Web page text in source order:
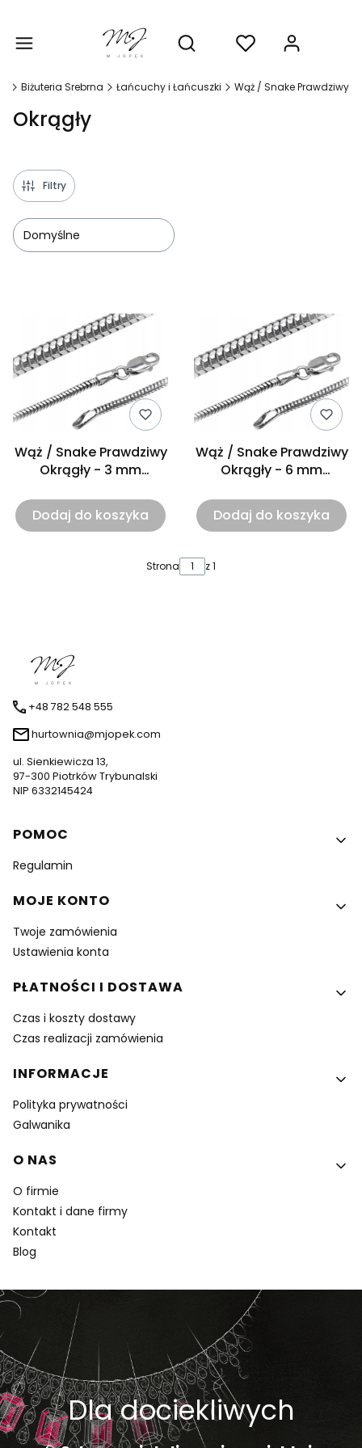
Otwórz wyszukiwarkę
Biżuteria Srebrna Łańcuchy i Łańcuszki Wąż / Snake Prawdziwy
Okrągły
Filtry
Domyślne
Wąż / Snake Prawdziwy
Okrągły - 3 mm
Dodaj do koszyka
Wąż / Snake Prawdziwy
Okrągły - 6 mm
Dodaj do koszyka
Strona z 1
+48 782 548 555
hurtownia@mjopek.com
ul. Sienkiewicza 13,
97-300 Piotrków Trybunalski
NIP 6332145424
Linki w stopce
POMOC
Regulamin
MOJE KONTO
Twoje zamówienia
Ustawienia konta
PŁATNOŚCI I DOSTAWA
Czas i koszty dostawy
Czas realizacji zamówienia
INFORMACJE
Polityka prywatności
Galwanika
O NAS
O firmie
Kontakt i dane firmy
Kontakt
Blog
Dla dociekliwych